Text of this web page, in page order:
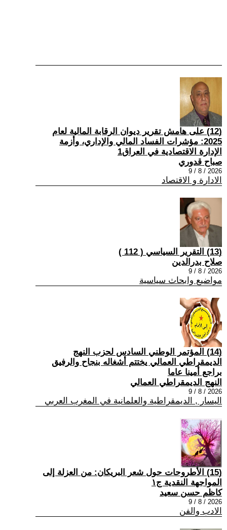
(12) على هامش تقرير ديوان الرقابة المالية لعام
2025: مؤشرات الفساد المالي والإداري، وأزمة
الإدارة الاقتصادية في العراق1
صباح قدوري
2026 / 8 / 9
الادارة و الاقتصاد
(13) التقرير السياسي ( 112 )
صلاح بدرالدين
2026 / 8 / 9
مواضيع وابحاث سياسية
(14) المؤتمر الوطني السادس لحزب النهج
الديمقراطي العمالي يختتم أشغاله بنجاح والرفيق
براجع أمينا عاما
النهج الديمقراطي العمالي
2026 / 8 / 9
اليسار , الديمقراطية والعلمانية في المغرب العربي
(15) الأطروحات حول شعر البريكان: من العزلة إلى
المواجهة النقدية ج١
كاظم حسن سعيد
2026 / 8 / 9
الادب والفن